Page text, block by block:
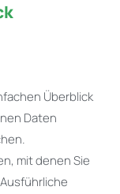
Überblick
Daten
mit denen Sie